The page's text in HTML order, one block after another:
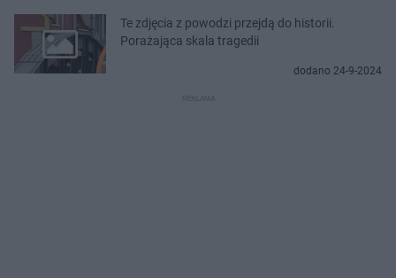
Te zdjęcia z powodzi przejdą do historii.
Porażająca skala tragedii
dodano 24-9-2024